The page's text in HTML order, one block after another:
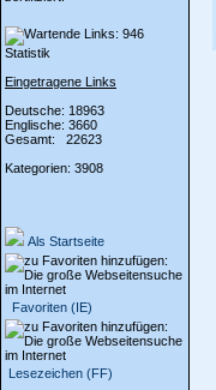
Statistik
Eingetragene Links
Deutsche: 18963
Englische: 3660
Gesamt: 22623
Kategorien: 3908
Als Startseite
Favoriten (IE)
Lesezeichen (FF)